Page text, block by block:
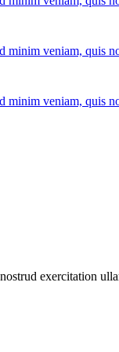
minim veniam, quis
minim veniam, quis
exercitation